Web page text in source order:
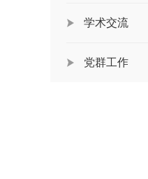
学术交流
党群工作